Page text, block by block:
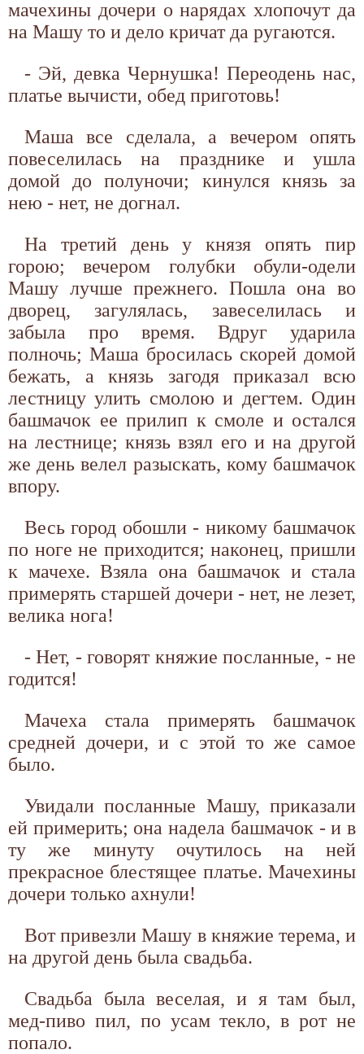
мачехины дочери о нарядах хлопочут да
на Машу то и дело кричат да ругаются.
- Эй, девка Чернушка! Переодень нас,
платье вычисти, обед приготовь!
Маша все сделала, а вечером опять
повеселилась на празднике и ушла
домой до полуночи; кинулся князь за
нею - нет, не догнал.
На третий день у князя опять пир
горою; вечером голубки обули-одели
Машу лучше прежнего. Пошла она во
дворец, загулялась, завеселилась и
забыла про время. Вдруг ударила
полночь; Маша бросилась скорей домой
бежать, а князь загодя приказал всю
лестницу улить смолою и дегтем. Один
башмачок ее прилип к смоле и остался
на лестнице; князь взял его и на другой
же день велел разыскать, кому башмачок
впору.
Весь город обошли - никому башмачок
по ноге не приходится; наконец, пришли
к мачехе. Взяла она башмачок и стала
примерять старшей дочери - нет, не лезет,
велика нога!
- Нет, - говорят княжие посланные, - не
годится!
Мачеха стала примерять башмачок
средней дочери, и с этой то же самое
было.
Увидали посланные Машу, приказали
ей примерить; она надела башмачок - и в
ту же минуту очутилось на ней
прекрасное блестящее платье. Мачехины
дочери только ахнули!
Вот привезли Машу в княжие терема, и
на другой день была свадьба.
Свадьба была веселая, и я там был,
мед-пиво пил, по усам текло, в рот не
попало.